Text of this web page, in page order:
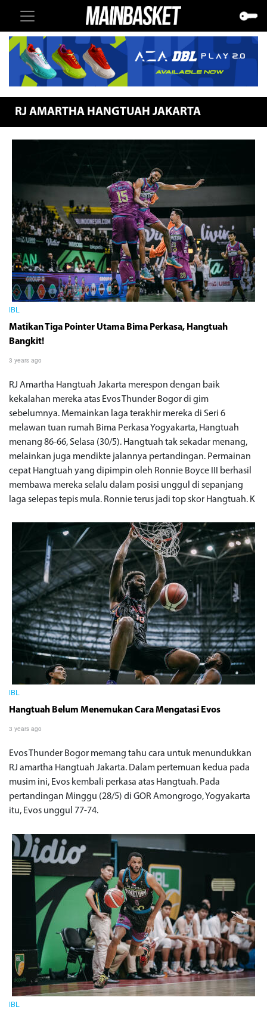
RJ AMARTHA HANGTUAH JAKARTA
IBL
Matikan Tiga Pointer Utama Bima Perkasa, Hangtuah
Bangkit!
3 years ago
RJ Amartha Hangtuah Jakarta merespon dengan baik
kekalahan mereka atas Evos Thunder Bogor di gim
sebelumnya. Memainkan laga terakhir mereka di Seri 6
melawan tuan rumah Bima Perkasa Yogyakarta, Hangtuah
menang 86-66, Selasa (30/5). Hangtuah tak sekadar menang,
melainkan juga mendikte jalannya pertandingan. Permainan
cepat Hangtuah yang dipimpin oleh Ronnie Boyce III berhasil
membawa mereka selalu dalam posisi unggul di sepanjang
laga selepas tepis mula. Ronnie terus jadi top skor Hangtuah. K
IBL
Hangtuah Belum Menemukan Cara Mengatasi Evos
3 years ago
Evos Thunder Bogor memang tahu cara untuk menundukkan
RJ amartha Hangtuah Jakarta. Dalam pertemuan kedua pada
musim ini, Evos kembali perkasa atas Hangtuah. Pada
pertandingan Minggu (28/5) di GOR Amongrogo, Yogyakarta
itu, Evos unggul 77-74.
IBL